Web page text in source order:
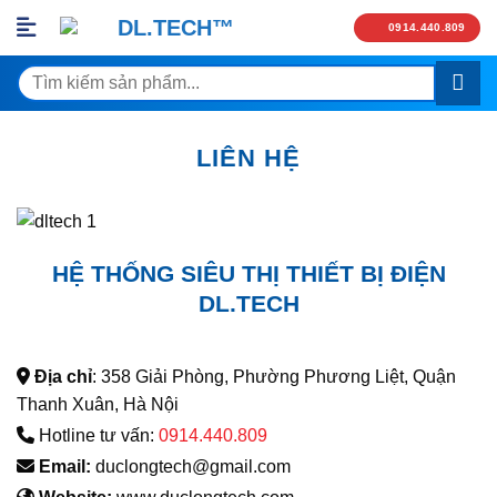
Skip
content
0914.440.809
Tìm
kiếm:
LIÊN HỆ
HỆ THỐNG SIÊU THỊ THIẾT BỊ ĐIỆN
DL.TECH
Địa chỉ: 358 Giải Phòng, Phường Phương Liệt, Quận
Thanh Xuân, Hà Nội
Hotline tư vấn: 0914.440.809
Email: duclongtech@gmail.com